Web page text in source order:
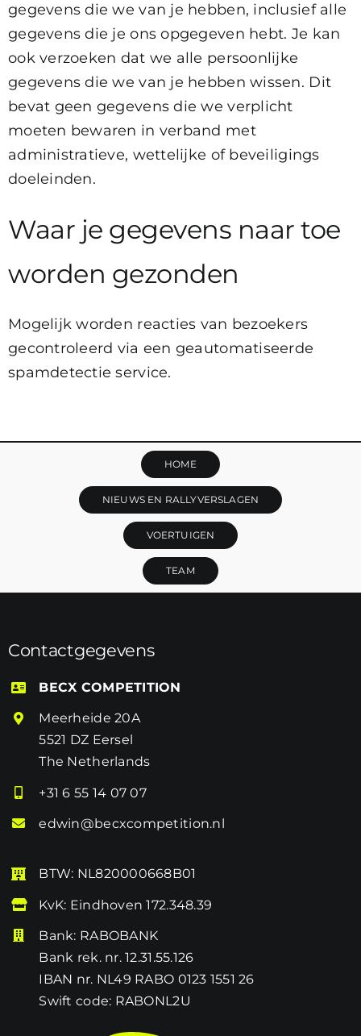
gegevens die we van je hebben, inclusief alle
gegevens die je ons opgegeven hebt. Je kan
ook verzoeken dat we alle persoonlijke
gegevens die we van je hebben wissen. Dit
bevat geen gegevens die we verplicht
moeten bewaren in verband met
administratieve, wettelijke of beveiligings
doeleinden.
Waar je gegevens naar toe
worden gezonden
Mogelijk worden reacties van bezoekers
gecontroleerd via een geautomatiseerde
spamdetectie service.
HOME
NIEUWS EN RALLYVERSLAGEN
VOERTUIGEN
TEAM
Contactgegevens
BECX COMPETITION
Meerheide 20A
5521 DZ Eersel
The Netherlands
+31 6 55 14 07 07
edwin@becxcompetition.nl
BTW: NL820000668B01
KvK: Eindhoven 172.348.39
Bank: RABOBANK
Bank rek. nr. 12.31.55.126
IBAN nr. NL49 RABO 0123 1551 26
Swift code: RABONL2U